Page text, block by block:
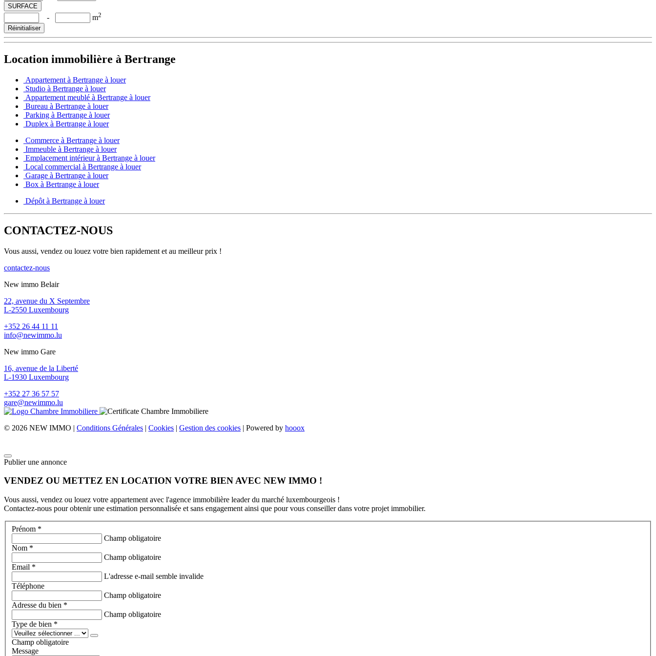
SURFACE
- m2
Réinitialiser
Location immobilière à Bertrange
Appartement à Bertrange à louer
Studio à Bertrange à louer
Appartement meublé à Bertrange à louer
Bureau à Bertrange à louer
Parking à Bertrange à louer
Duplex à Bertrange à louer
Commerce à Bertrange à louer
Immeuble à Bertrange à louer
Emplacement intérieur à Bertrange à louer
Local commercial à Bertrange à louer
Garage à Bertrange à louer
Box à Bertrange à louer
Dépôt à Bertrange à louer
CONTACTEZ-NOUS
Vous aussi, vendez ou louez votre bien rapidement et au meilleur prix !
contactez-nous
New immo Belair
22, avenue du X Septembre
L-2550 Luxembourg
+352 26 44 11 11
info@newimmo.lu
New immo Gare
16, avenue de la Liberté
L-1930 Luxembourg
+352 27 36 57 57
gare@newimmo.lu
© 2026 NEW IMMO | Conditions Générales | Cookies | Gestion des cookies | Powered by hooox
Publier une annonce
VENDEZ OU METTEZ EN LOCATION VOTRE BIEN AVEC NEW IMMO !
Vous aussi, vendez ou louez votre appartement avec l'agence immobilière leader du marché luxembourgeois !
Contactez-nous pour obtenir une estimation personnalisée et sans engagement ainsi que pour vous conseiller dans votre projet immobilier.
Prénom *
Champ obligatoire
Nom *
Champ obligatoire
Email *
L'adresse e-mail semble invalide
Téléphone
Champ obligatoire
Adresse du bien *
Champ obligatoire
Type de bien *
Champ obligatoire
Message